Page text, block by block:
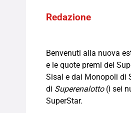
Redazione
Benvenuti alla nuova
e le quote premi del
Sisal e dai Monopoli di
di Superenalotto(i sei
SuperStar.